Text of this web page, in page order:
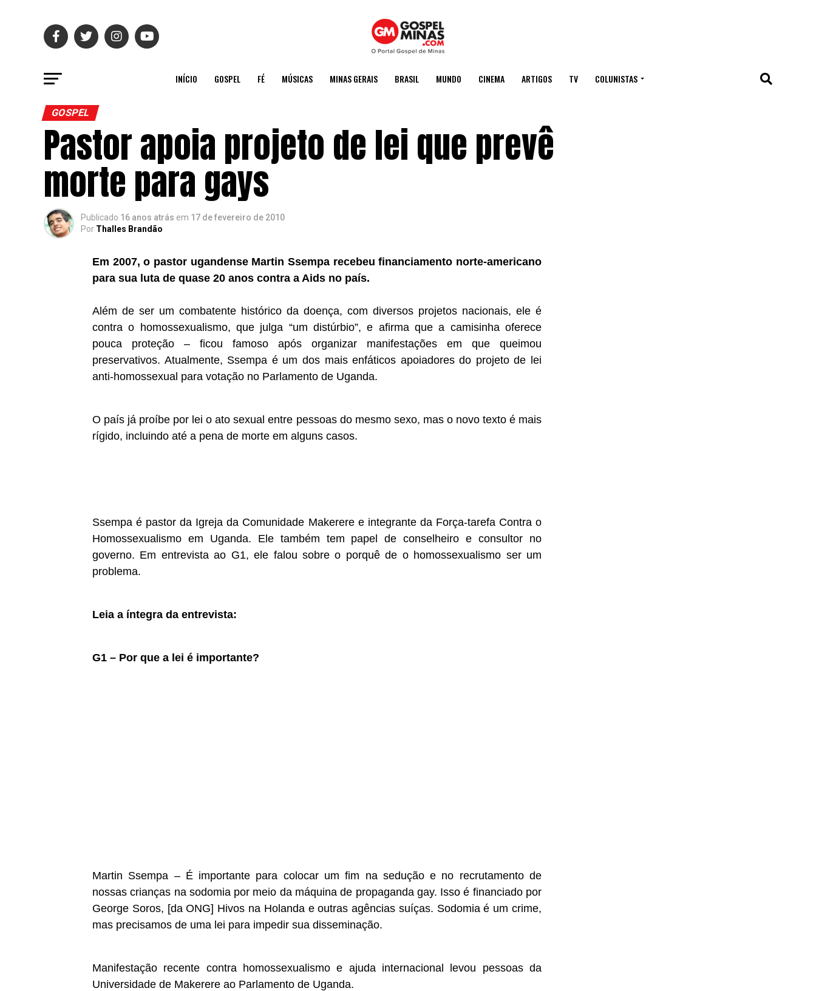
INÍCIO GOSPEL FÉ MÚSICAS MINAS GERAIS BRASIL MUNDO CINEMA ARTIGOS TV COLUNISTAS
GOSPEL
Pastor apoia projeto de lei que prevê
morte para gays
Publicado 16 anos atrás em 17 de fevereiro de 2010
Por Thalles Brandão
Em 2007, o pastor ugandense Martin Ssempa recebeu financiamento norte-americano
para sua luta de quase 20 anos contra a Aids no país.
Além de ser um combatente histórico da doença, com diversos projetos nacionais, ele é
contra o homossexualismo, que julga “um distúrbio”, e afirma que a camisinha oferece
pouca proteção – ficou famoso após organizar manifestações em que queimou
preservativos. Atualmente, Ssempa é um dos mais enfáticos apoiadores do projeto de lei
anti-homossexual para votação no Parlamento de Uganda.
O país já proíbe por lei o ato sexual entre pessoas do mesmo sexo, mas o novo texto é mais
rígido, incluindo até a pena de morte em alguns casos.
Ssempa é pastor da Igreja da Comunidade Makerere e integrante da Força-tarefa Contra o
Homossexualismo em Uganda. Ele também tem papel de conselheiro e consultor no
governo. Em entrevista ao G1, ele falou sobre o porquê de o homossexualismo ser um
problema.
Leia a íntegra da entrevista:
G1 – Por que a lei é importante?
Martin Ssempa – É importante para colocar um fim na sedução e no recrutamento de
nossas crianças na sodomia por meio da máquina de propaganda gay. Isso é financiado por
George Soros, [da ONG] Hivos na Holanda e outras agências suíças. Sodomia é um crime,
mas precisamos de uma lei para impedir sua disseminação.
Manifestação recente contra homossexualismo e ajuda internacional levou pessoas da
Universidade de Makerere ao Parlamento de Uganda.